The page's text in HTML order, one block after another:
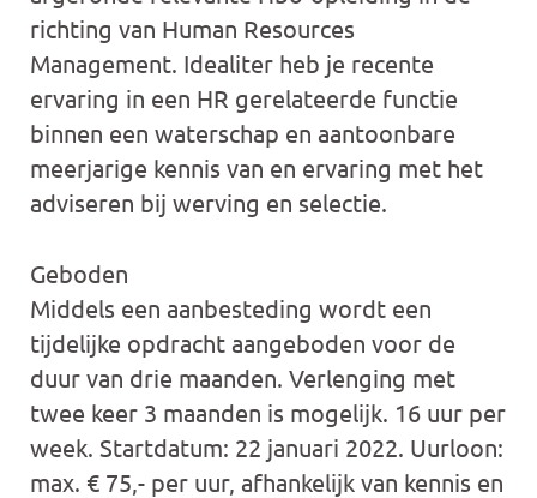
richting van Human Resources
Management. Idealiter heb je recente
ervaring in een HR gerelateerde functie
binnen een waterschap en aantoonbare
meerjarige kennis van en ervaring met het
adviseren bij werving en selectie.
Geboden
Middels een aanbesteding wordt een
tijdelijke opdracht aangeboden voor de
duur van drie maanden. Verlenging met
twee keer 3 maanden is mogelijk. 16 uur per
week. Startdatum: 22 januari 2022. Uurloon:
max. € 75,- per uur, afhankelijk van kennis en